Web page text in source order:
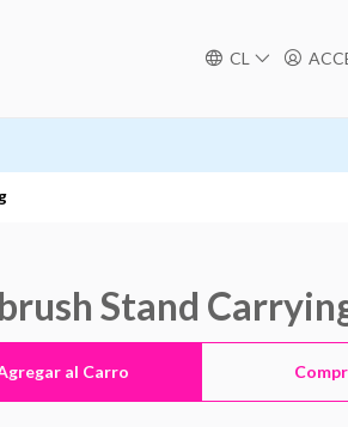
CL
Stand
al Carro